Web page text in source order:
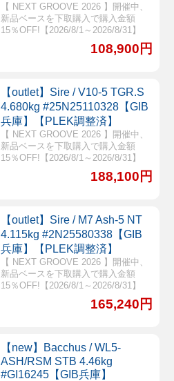
【 NEXT GROOVE 2026 】開催中、
新品ベースを下取購入で購入金額
15％OFF!【2026/8/1～2026/8/31】
108,900円
【outlet】Sire / V10-5 TGR.S
4.680kg #25N25110328【GIB
兵庫】【PLEK調整済】
【 NEXT GROOVE 2026 】開催中、
新品ベースを下取購入で購入金額
15％OFF!【2026/8/1～2026/8/31】
188,100円
【outlet】Sire / M7 Ash-5 NT
4.115kg #2N25580338【GIB
兵庫】【PLEK調整済】
【 NEXT GROOVE 2026 】開催中、
新品ベースを下取購入で購入金額
15％OFF!【2026/8/1～2026/8/31】
165,240円
【new】Bacchus / WL5-
ASH/RSM STB 4.46kg
#GI16245【GIB兵庫】